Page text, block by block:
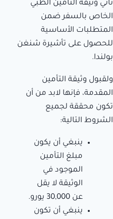
تأتي وثيقة التأمين الطبي
الخاص بالسفر ضمن
المتطلبات الأساسية
للحصول على تأشيرة شنغن
بولندا.
ولقبول وثيقة التأمين
المقدمة، فإنها لابد من أن
تكون محققة لجميع
الشروط التالية:
ينبغي أن يكون
مبلغ التأمين
الموجود في
الوثيقة لا يقل
عن 30,000 يورو.
ينبغي أن تكون